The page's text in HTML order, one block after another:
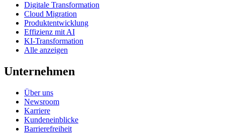
Digitale Transformation
Cloud Migration
Produktentwicklung
Effizienz mit AI
KI-Transformation
Alle anzeigen
Unternehmen
Über uns
Newsroom
Karriere
Kundeneinblicke
Barrierefreiheit